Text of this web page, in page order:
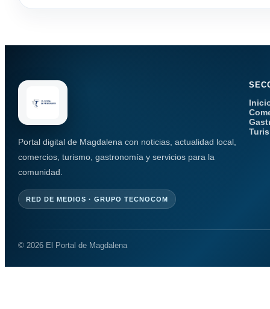
Portal digital de Magdalena con noticias, actualidad local,
comercios, turismo, gastronomía y servicios para la
comunidad.
RED DE MEDIOS · GRUPO TECNOCOM
© 2026 El Portal de Magdalena